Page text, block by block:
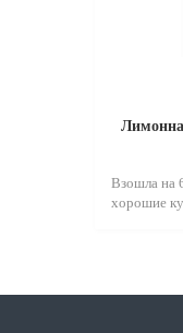
Взошла на
хорошие